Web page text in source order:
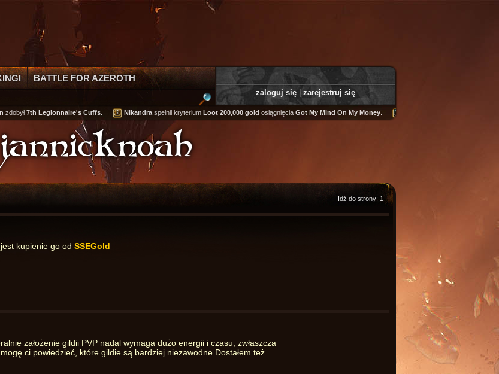
zaloguj się zarejestruj się
BATTLE FOR AZEROTH
7th Legionnaire's Cuffs. Nikandraspełnił kryteriumLoot 200,000 goldosiągnięciaGot My Mind On My Money.
jannicknoah
Idź do strony: 1
kupienie go od SSEGold
założenie gildii PVP nadal wymaga dużo energii i czasu, zwłaszcza
ci powiedzieć, które gildie są bardziej niezawodne.Dostałem też